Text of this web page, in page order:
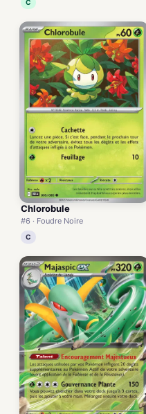
C
Chlorobule
#6 · Foudre Noire
C